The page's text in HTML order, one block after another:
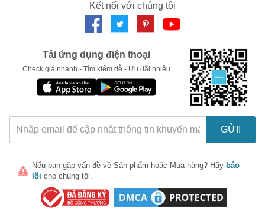
Kết nối với chúng tôi
Tải ứng dụng điện thoại
Check giá nhanh - Tìm kiếm dễ - Ưu đãi nhiều
GỬI!
Nếu bạn gặp vấn đề về Sản phẩm hoặc Mua hàng? Hãy báo
lỗi cho chúng tôi.
LẤY MÃ NGAY